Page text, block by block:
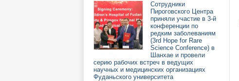
Сотрудники
Пироговского Центра
приняли участие в 3-й
конференции по
редким заболеваниям
(3rd Hope for Rare
Science Conference) в
Шанхае и провели
серию рабочих встреч в ведущих
научных и медицинских организациях
Фуданьского университета